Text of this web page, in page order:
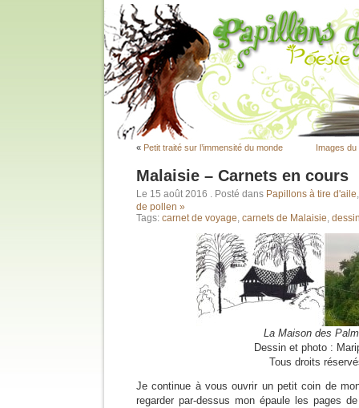
« Petit traité sur l’immensité du monde Images
Malaisie – Carnets en cours
Le 15 août 2016 . Posté dans Papillons à tire d'aile
de pollen »
Tags: carnet de voyage, carnets de Malaisie,
La Maison des
Dessin et photo :
Tous droits
Je continue à vous ouvrir un petit coin de
regarder par-dessus mon épaule les pages